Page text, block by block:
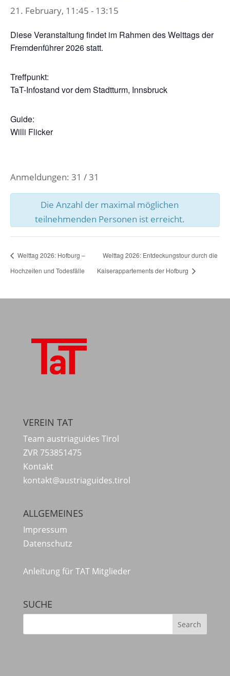
21. February, 11:45 - 13:15
Diese Veranstaltung findet im Rahmen des Welttags der
Fremdenführer 2026 statt.
Treffpunkt:
TaT-Infostand vor dem Stadtturm, Innsbruck
Guide:
Willi Flicker
Anmeldungen: 31 / 31
Die Anzahl der maximal möglichen
teilnehmenden Personen ist erreicht.
Welttag 2026: Hofburg –
Hochzeiten und Todesfälle
Welttag 2026: Entdeckungstour durch die
Kaiserappartements der Hofburg
VEREIN TAT
Team austriaguides Tirol
ZVR 753851475
Kontakt
kontakt@austriaguides.tirol
ALLGEMEINES
Impressum
Datenschutz
Anleitung für TAT Mitglieder
SUCHE